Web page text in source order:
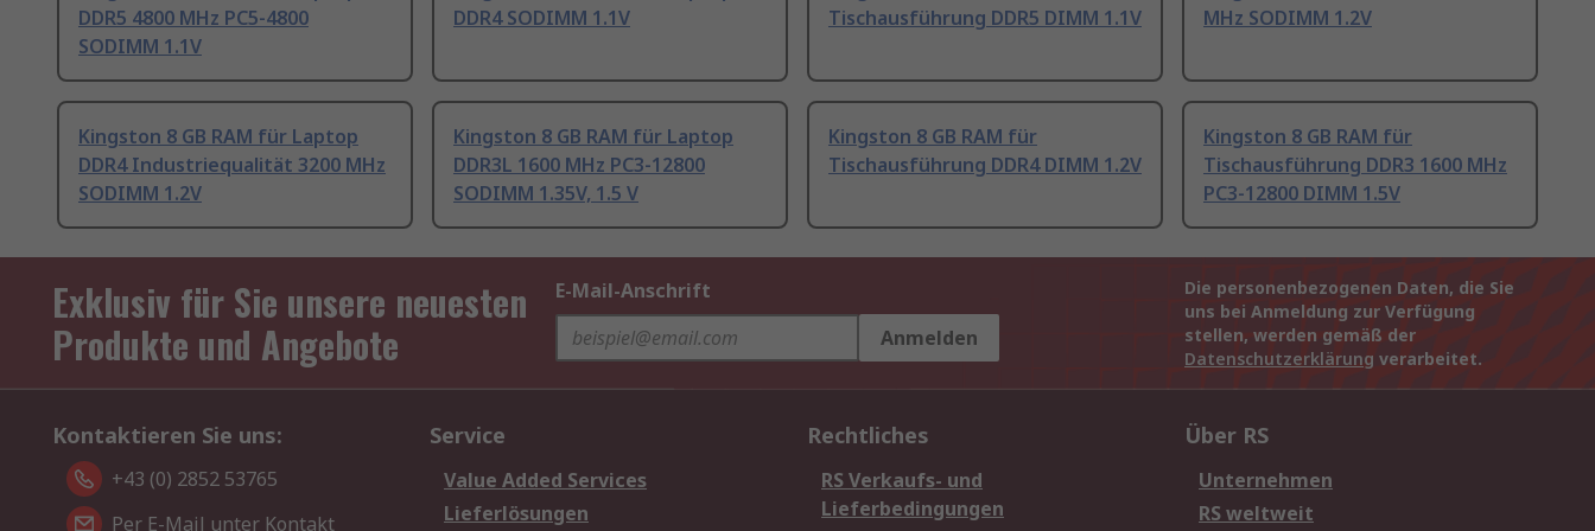
DDR5 4800 MHz PC5-4800
SODIMM 1.1V
DDR4 SODIMM 1.1V
Tischausführung DDR5 DIMM 1.1V
MHz SODIMM 1.2V
Kingston 8 GB RAM für Laptop
DDR4 Industriequalität 3200 MHz
SODIMM 1.2V
Kingston 8 GB RAM für Laptop
DDR3L 1600 MHz PC3-12800
SODIMM 1.35V, 1.5 V
Kingston 8 GB RAM für
Tischausführung DDR4 DIMM 1.2V
Kingston 8 GB RAM für
Tischausführung DDR3 1600 MHz
PC3-12800 DIMM 1.5V
Exklusiv für Sie unsere neuesten
Produkte und Angebote
E-Mail-Anschrift
Anmelden
Die personenbezogenen Daten, die Sie
uns bei Anmeldung zur Verfügung
stellen, werden gemäß der
Datenschutzerklärung verarbeitet.
Kontaktieren Sie uns:
+43 (0) 2852 53765
Per E-Mail unter Kontakt
Service
Value Added Services
Lieferlösungen
Rechtliches
RS Verkaufs- und
Lieferbedingungen
Über RS
Unternehmen
RS weltweit